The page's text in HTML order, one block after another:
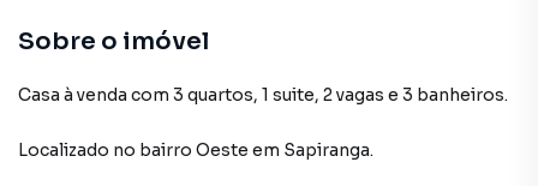
Sobre o imóvel
Casa à venda com 3 quartos, 1 suite, 2 vagas e 3 banheiros.
Localizado no bairro Oeste em Sapiranga.